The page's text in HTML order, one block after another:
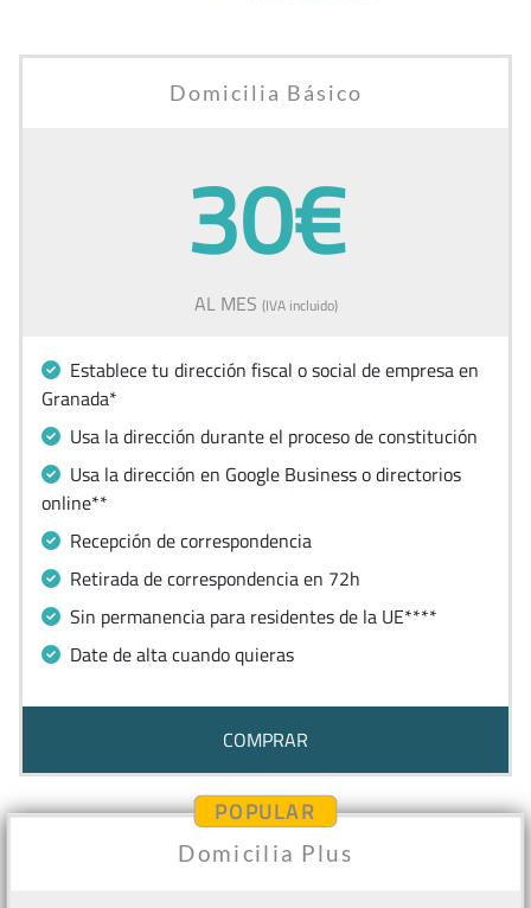
Domicilia Básico
30€
AL MES (IVA incluido)
Establece tu dirección fiscal o social de empresa en
Granada*
Usa la dirección durante el proceso de constitución
Usa la dirección en Google Business o directorios
online**
Recepción de correspondencia
Retirada de correspondencia en 72h
Sin permanencia para residentes de la UE****
Date de alta cuando quieras
COMPRAR
POPULAR
Domicilia Plus